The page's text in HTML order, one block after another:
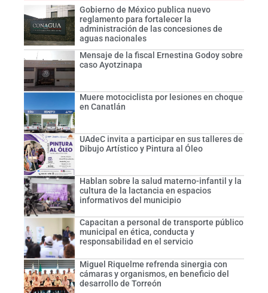
Gobierno de México publica nuevo
reglamento para fortalecer la
administración de las concesiones de
aguas nacionales
Mensaje de la fiscal Ernestina Godoy sobre
caso Ayotzinapa
Muere motociclista por lesiones en choque
en Canatlán
UAdeC invita a participar en sus talleres de
Dibujo Artístico y Pintura al Óleo
Hablan sobre la salud materno-infantil y la
cultura de la lactancia en espacios
informativos del municipio
Capacitan a personal de transporte público
municipal en ética, conducta y
responsabilidad en el servicio
Miguel Riquelme refrenda sinergia con
cámaras y organismos, en beneficio del
desarrollo de Torreón